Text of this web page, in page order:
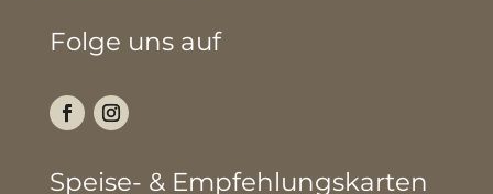
Folge uns auf
Speise- & Empfehlungskarten